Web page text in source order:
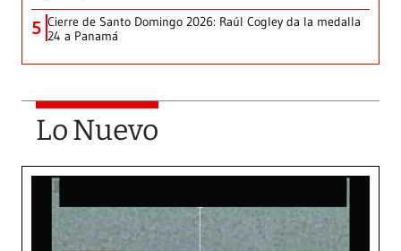
5 Cierre de Santo Domingo 2026: Raúl Cogley da la medalla
24 a Panamá
Lo Nuevo